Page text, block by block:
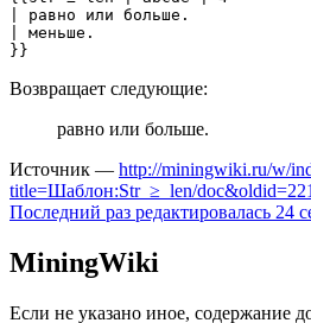
| равно или больше.
| меньше.
Возвращает следующие:
равно или больше.
Источник — http://miningwiki.ru/w/
title=Шаблон:Str_≥_len/
Последний раз редактировалась 24
MiningWiki
Если не указано иное, содержание